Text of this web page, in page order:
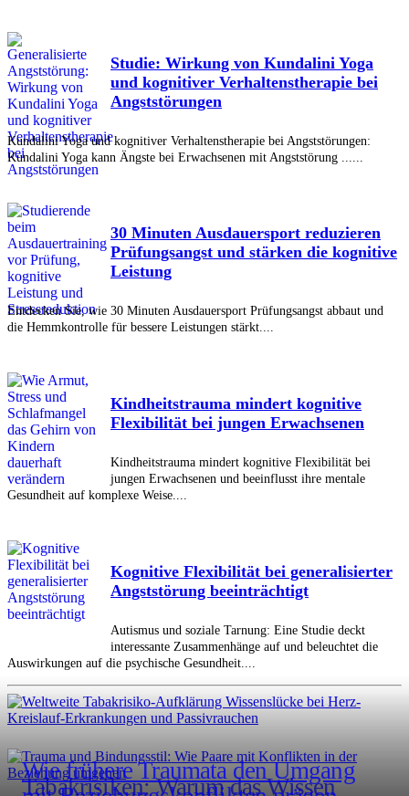
Studie: Wirkung von Kundalini Yoga
und kognitiver Verhaltenstherapie bei
Angststörungen
Kundalini Yoga und kognitiver Verhaltenstherapie bei Angststörungen:
Kundalini Yoga kann Ängste bei Erwachsenen mit Angststörung ......
30 Minuten Ausdauersport reduzieren
Prüfungsangst und stärken die kognitive
Leistung
Entdecken Sie, wie 30 Minuten Ausdauersport Prüfungsangst abbaut und
die Hemmkontrolle für bessere Leistungen stärkt....
Kindheitstrauma mindert kognitive
Flexibilität bei jungen Erwachsenen
Kindheitstrauma mindert kognitive Flexibilität bei
jungen Erwachsenen und beeinflusst ihre mentale
Gesundheit auf komplexe Weise....
Kognitive Flexibilität bei generalisierter
Angststörung beeinträchtigt
Autismus und soziale Tarnung: Eine Studie deckt
interessante Zusammenhänge auf und beleuchtet die
Auswirkungen auf die psychische Gesundheit....
Tabakrisiken: Warum das Wissen
Wie frühere Traumata den Umgang